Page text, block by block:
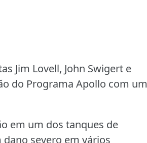
Jim Lovell, John Swigert e
do Programa Apollo com um
em um dos tanques de
severo em vários